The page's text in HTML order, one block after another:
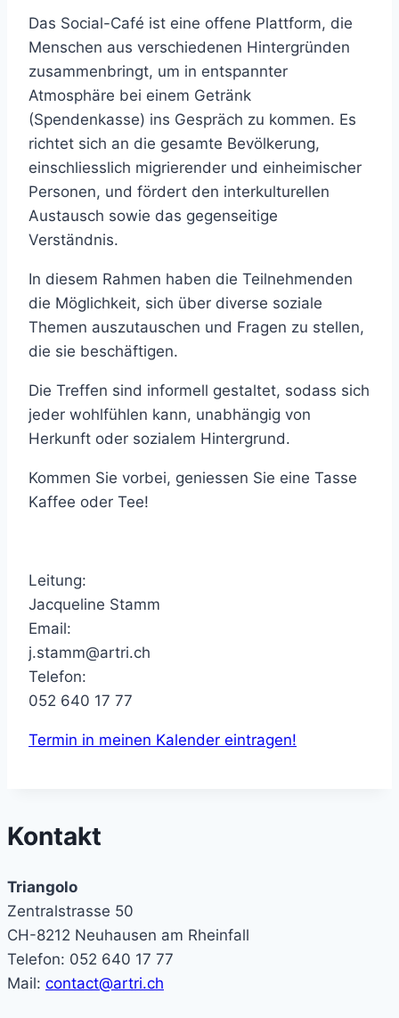
Das Social-Café ist eine offene Plattform, die
Menschen aus verschiedenen Hintergründen
zusammenbringt, um in entspannter
Atmosphäre bei einem Getränk
(Spendenkasse) ins Gespräch zu kommen. Es
richtet sich an die gesamte Bevölkerung,
einschliesslich migrierender und einheimischer
Personen, und fördert den interkulturellen
Austausch sowie das gegenseitige
Verständnis.
In diesem Rahmen haben die Teilnehmenden
die Möglichkeit, sich über diverse soziale
Themen auszutauschen und Fragen zu stellen,
die sie beschäftigen.
Die Treffen sind informell gestaltet, sodass sich
jeder wohlfühlen kann, unabhängig von
Herkunft oder sozialem Hintergrund.
Kommen Sie vorbei, geniessen Sie eine Tasse
Kaffee oder Tee!
Leitung:
Jacqueline Stamm
Email:
j.stamm@artri.ch
Telefon:
052 640 17 77
Termin in meinen Kalender eintragen!
Kontakt
Triangolo
Zentralstrasse 50
CH-8212 Neuhausen am Rheinfall
Telefon: 052 640 17 77
Mail: contact@artri.ch